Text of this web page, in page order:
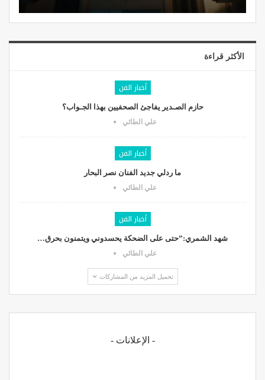
الأكثر قراءة
أخبار الفن
حازم الصـدير يفاجئ الصحفيين بهذا الجـواب؟
علي الطائي
أخبار الفن
ما ردلي جديد الفنان نصر البحار
علي الطائي
أخبار الفن
شهد الشمري:”حتى على الضحكة يحسدوني ويتمنون بحرق…
علي الطائي
تحميل المزيد من المشاركات
- الإعلانات -